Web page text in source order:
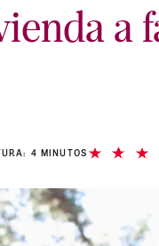
a
4 MINUTOS